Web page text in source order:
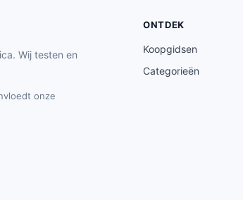
Wij testen en
onze
ONTDEK
Koopgidsen
Categorieën